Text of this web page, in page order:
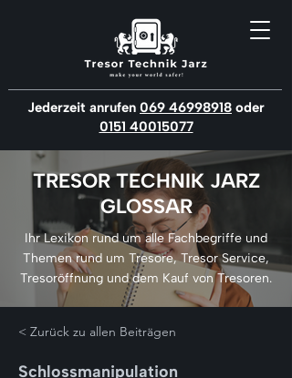
Jederzeit anrufen 069 46998918 oder
0151 40015077
TRESOR TECHNIK JARZ
GLOSSAR
Ihr Lexikon rund um alle Fachbegriffe und
Themen rund um Tresore, Tresor Service,
Tresoröffnung und dem Kauf von Tresoren.
< Zurück zu allen Beiträgen
Schlossmanipulation